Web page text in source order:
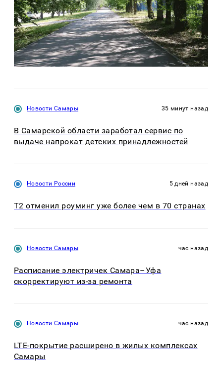
Новости Самары 35 минут назад
В Самарской области заработал сервис по
выдаче напрокат детских принадлежностей
Новости России 5 дней назад
Т2 отменил роуминг уже более чем в 70 странах
Новости Самары час назад
Расписание электричек Самара–Уфа
скорректируют из-за ремонта
Новости Самары час назад
LTE-покрытие расширено в жилых комплексах
Самары